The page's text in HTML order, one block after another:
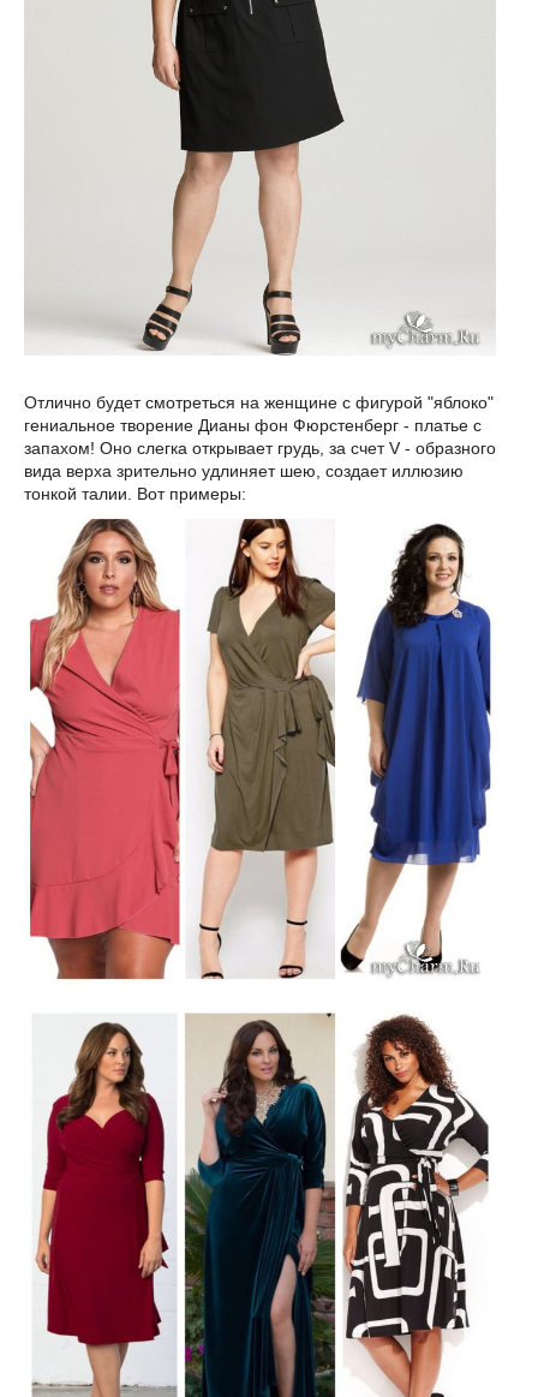
Отлично будет смотреться на женщине с фигурой "яблоко"
гениальное творение Дианы фон Фюрстенберг - платье с
запахом! Оно слегка открывает грудь, за счет V - образного
вида верха зрительно удлиняет шею, создает иллюзию
тонкой талии. Вот примеры: